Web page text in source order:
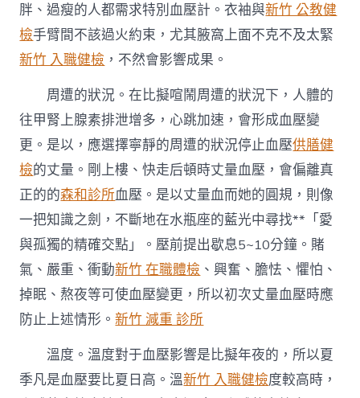
胖、過瘦的人都需求特別血壓計。衣袖與新竹 公教健
檢手臂間不該過火約束，尤其腋窩上面不克不及太緊
新竹 入職健檢 ，不然會影響成果。
周遭的狀況。在比擬喧鬧周遭的狀況下，人體的
往甲腎上腺素排泄增多，心跳加速，會形成血壓變
更。是以，應選擇寧靜的周遭的狀況停止血壓供膳健
檢的丈量。剛上樓、快走后頓時丈量血壓，會偏離真
正的的森和診所血壓。是以丈量血而她的圓規，則像
一把知識之劍，不斷地在水瓶座的藍光中尋找**「愛
與孤獨的精確交點」。壓前提出歇息5~10分鐘。賭
氣、嚴重、衝動新竹 在職體檢 、興奮、膽怯、懼怕、
掉眠、熬夜等可使血壓變更，所以初次丈量血壓時應
防止上述情形。新竹 減重 診所
溫度。溫度對于血壓影響是比擬年夜的，所以夏
季凡是血壓要比夏日高。溫新竹 入職健檢度較高時，